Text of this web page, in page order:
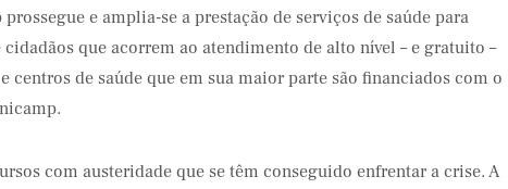
e amplia-se a prestação de serviços de saúde para
que acorrem ao atendimento de alto nível – e gratuito –
centros de saúde que em sua maior parte são financiados com o
com austeridade que se têm conseguido enfrentar a crise. A